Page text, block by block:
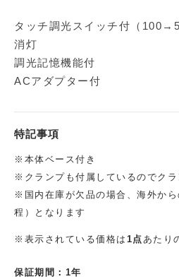
タッチ調光スイッチ付（
消灯
調光記憶機能付
ACアダプター付
特記事項
※本体ベース付き
※クランプも付属しているのでク
※国内在庫が欠品の場合、海外か
程）となります
※表示されている価格は 1点あたり
保証期間：1年